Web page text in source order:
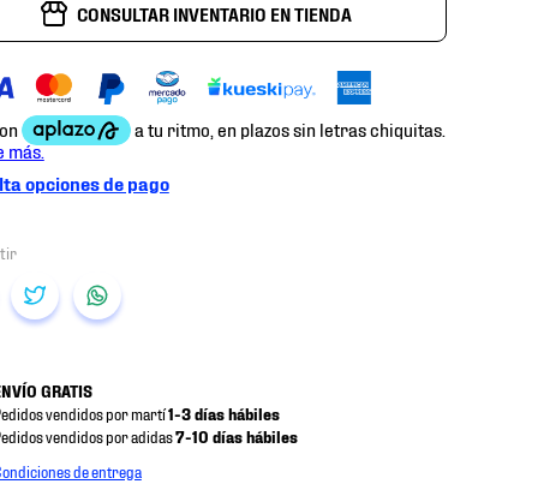
CONSULTAR INVENTARIO EN TIENDA
opciones de pago
GRATIS
vendidos por martí1-3 días hábiles
vendidos por adidas7-10 días hábiles
de entrega